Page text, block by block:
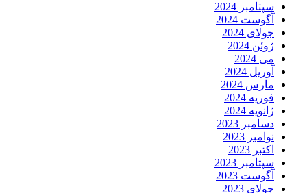
سپتامبر 2024
آگوست 2024
جولای 2024
ژوئن 2024
می 2024
آوریل 2024
مارس 2024
فوریه 2024
ژانویه 2024
دسامبر 2023
نوامبر 2023
اکتبر 2023
سپتامبر 2023
آگوست 2023
جولای 2023